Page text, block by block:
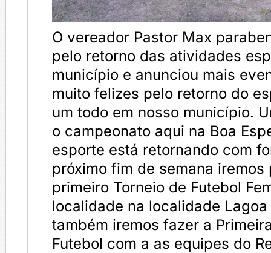
O vereador Pastor Max
pelo retorno das atividades
município e anunciou mais
muito felizes pelo retorno do
um todo em nosso município.
o campeonato aqui na Boa
esporte está retornando com
próximo fim de semana iremos
primeiro Torneio de Futebol
localidade na localidade Lagoa
também iremos fazer a
Futebol com a as equipes do